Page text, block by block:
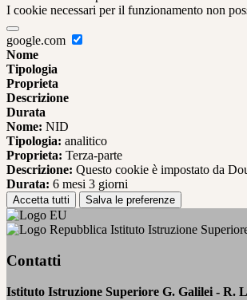
I cookie necessari per il funzionamento non
google.com
Nome
Tipologia
Proprieta
Descrizione
Durata
Nome: NID
Tipologia: analitico
Proprieta: Terza-parte
Descrizione: Questo cookie è impostato da
Durata: 6 mesi 3 giorni
Accetta tutti Salva le preferenze
Istituto Istruzione
Contatti
Istituto Istruzione Superiore G. Galilei - R.